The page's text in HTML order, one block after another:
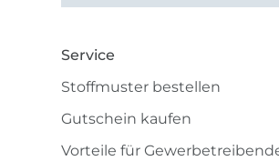
Service
Stoffmuster bestellen
Gutschein kaufen
Vorteile für